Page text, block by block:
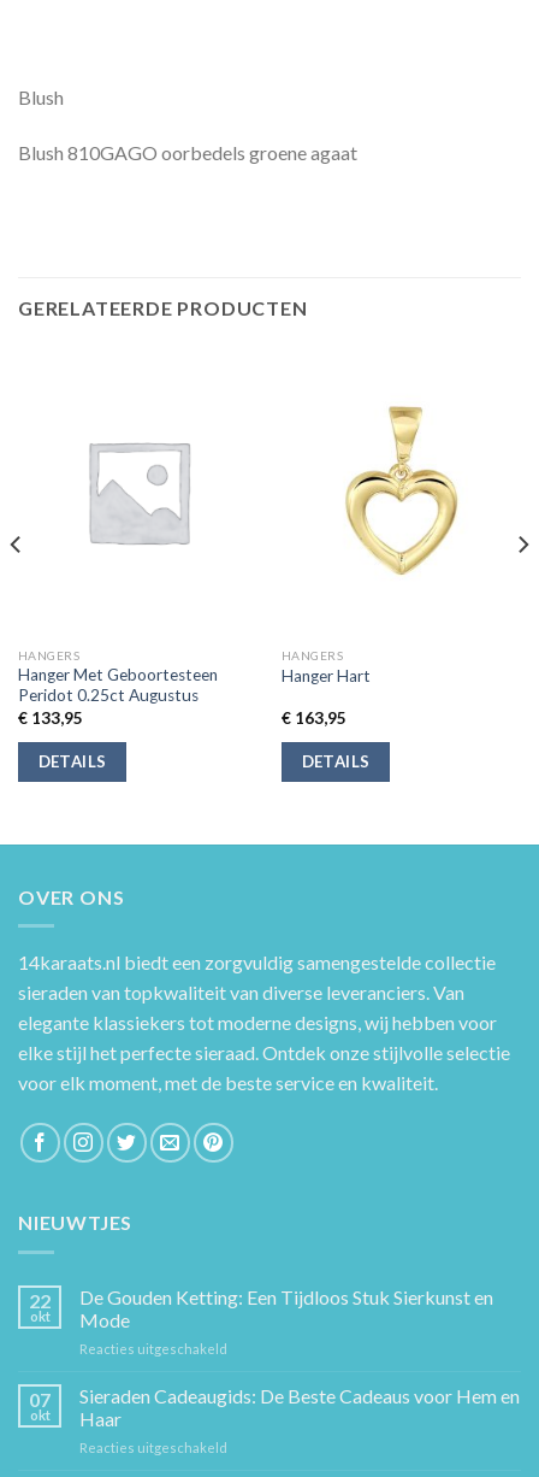
Blush
Blush 810GAGO oorbedels groene agaat
GERELATEERDE PRODUCTEN
HANGERS
Hanger Met Geboortesteen
Peridot 0.25ct Augustus
€133,95
DETAILS
HANGERS
Hanger Hart
€163,95
DETAILS
OVER ONS
14karaats.nl biedt een zorgvuldig samengestelde collectie
sieraden van topkwaliteit van diverse leveranciers. Van
elegante klassiekers tot moderne designs, wij hebben voor
elke stijl het perfecte sieraad. Ontdek onze stijlvolle selectie
voor elk moment, met de beste service en kwaliteit.
NIEUWTJES
22
okt
De Gouden Ketting: Een Tijdloos Stuk Sierkunst en
Mode
Reacties uitgeschakeld
Gouden
Ketting:
07
okt
Sieraden Cadeaugids: De Beste Cadeaus voor Hem en
Haar
Reacties uitgeschakeld